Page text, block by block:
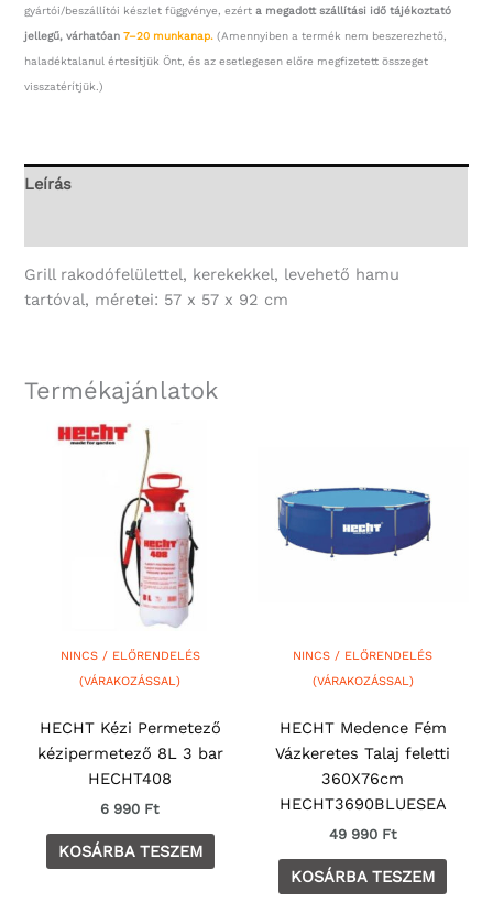
gyártói/beszállítói készlet függvénye, ezérta megadott szállítási idő tájékoztató
jellegű, várhatóan7–20 munkanap. (Amennyiben a termék nem beszerezhető,
haladéktalanul értesítjük Önt, és az esetlegesen előre megfizetett összeget
visszatérítjük.)
Leírás
Grill rakodófelülettel, kerekekkel, levehető hamu
tartóval, méretei: 57 x 57 x 92 cm
Termékajánlatok
NINCS / ELŐRENDELÉS
(VÁRAKOZÁSSAL)
HECHT Kézi Permetező
kézipermetező 8L 3 bar
HECHT408
6 990 Ft
KOSÁRBA TESZEM
NINCS / ELŐRENDELÉS
(VÁRAKOZÁSSAL)
HECHT Medence Fém
Vázkeretes Talaj feletti
360X76cm
HECHT3690BLUESEA
49 990 Ft
KOSÁRBA TESZEM